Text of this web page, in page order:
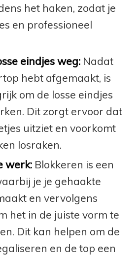
het haken, zodat je
en professioneel
eindjes weg:Nadat
hebt afgemaakt, is
om de losse eindjes
Dit zorgt ervoor dat
uitziet en voorkomt
losraken.
werk:Blokkeren is een
je je gehaakte
en vervolgens
het in de juiste vorm te
Dit kan helpen om de
en de top een